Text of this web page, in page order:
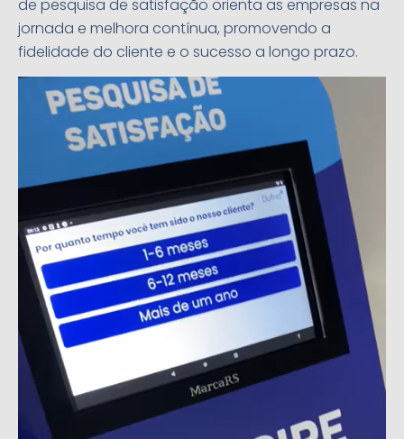
de pesquisa de satisfação orienta as empresas na
jornada e melhora contínua, promovendo a
fidelidade do cliente e o sucesso a longo prazo.